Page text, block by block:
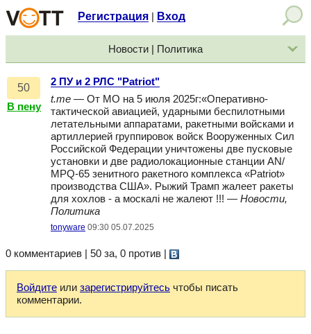
Регистрация Вход
Новости | Политика
50
В пену
2 ПУ и 2 РЛС "Patriot"
t.me — От МО на 5 июля 2025г:«Оперативно-
тактической авиацией, ударными беспилотными
летательными аппаратами, ракетными войсками и
артиллерией группировок войск Вооруженных Сил
Российской Федерации уничтожены две пусковые
установки и две радиолокационные станции AN/
МPQ-65 зенитного ракетного комплекса «Patriot»
производства США». Рыжий Трамп жалеет ракеты
для хохлов - а москалi не жалеют !!! — Новости,
Политика
tonyware 09:30 05.07.2025
0 комментариев | 50 за, 0 против
Войдите или зарегистрируйтесь чтобы писать
комментарии.